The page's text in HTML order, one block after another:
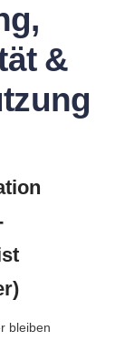
&
bleiben